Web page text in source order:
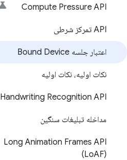
Compute Pressure API
API تمرکز شرطی
اعتبار جلسه Bound Device
نکات اولیه، نکات اولیه
Handwriting Recognition API
مداخله تبلیغات سنگین
Long Animation Frames API
(LoAF)